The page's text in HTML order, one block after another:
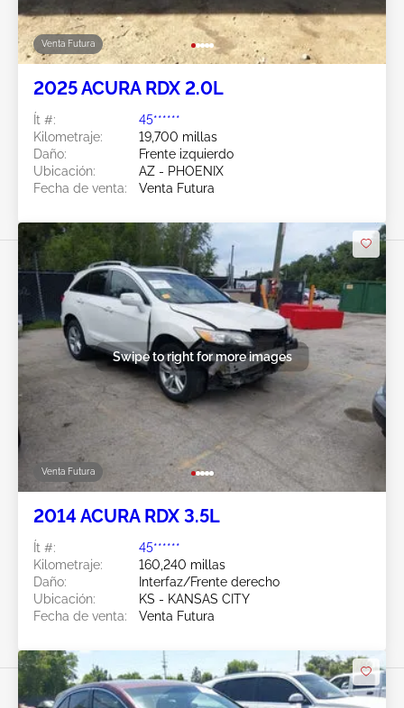
Venta Futura
2025 ACURA RDX 2.0L
Ít #:
45******
Kilometraje:
19,700 millas
Daño:
Frente izquierdo
Ubicación:
AZ - PHOENIX
Fecha de venta:
Venta Futura
Venta Futura
Swipe to right for more images
2014 ACURA RDX 3.5L
Ít #:
45******
Kilometraje:
160,240 millas
Daño:
Interfaz/Frente derecho
Ubicación:
KS - KANSAS CITY
Fecha de venta:
Venta Futura